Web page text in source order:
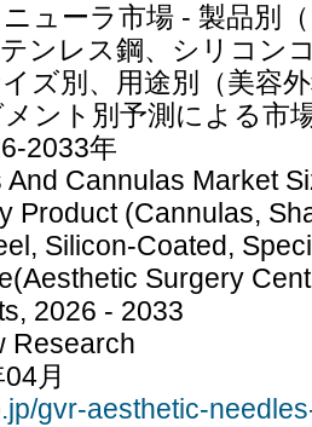
ューラ市場 - 製品別
ンレス鋼、シリコン
ズ別、用途別（美容
ント別予測による市
2033年
Cannulas Market
Product (Cannulas,
Silicon-Coated,
Surgery
2026 - 2033
Research
月
gvr-aesthetic-